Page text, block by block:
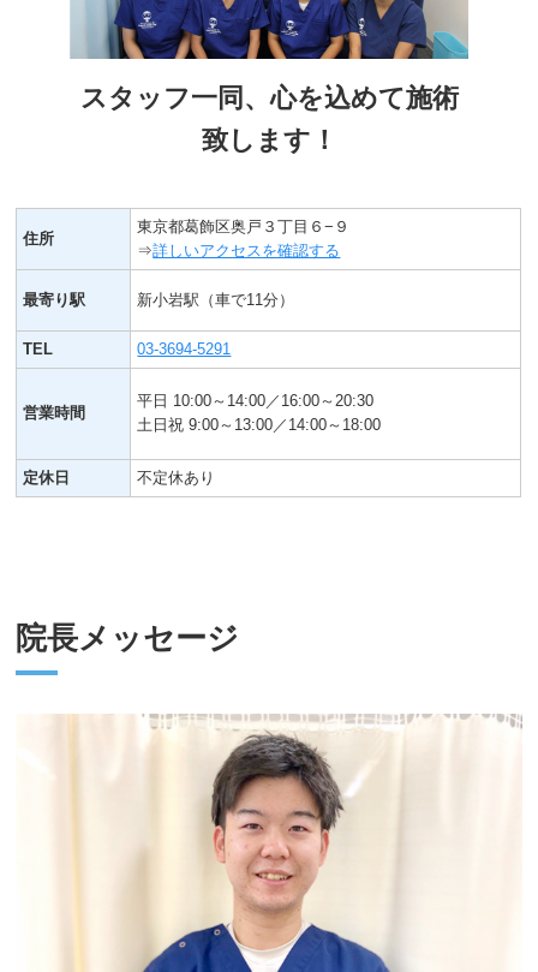
スタッフ一同、心を込めて施術
致します！
住所
東京都葛飾区奥戸３丁目６−９
⇒詳しいアクセスを確認する
最寄り駅 新小岩駅（車で11分）
TEL 03-3694-5291
営業時間
平日 10:00～14:00／16:00～20:30
土日祝 9:00～13:00／14:00～18:00
定休日 不定休あり
院長メッセージ